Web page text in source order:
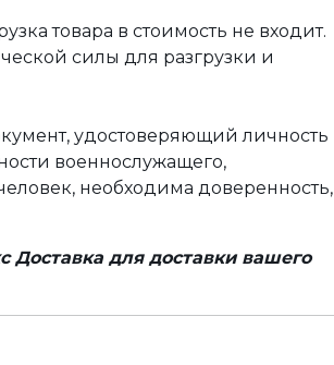
товара в стоимость не входит.
силы для разгрузки и
удостоверяющий личность
военнослужащего,
необходима доверенность,
для доставки вашего